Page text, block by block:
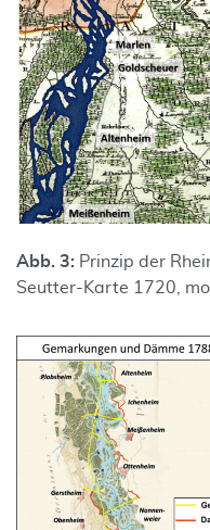
Abb. 3: Prinzip der
Seutter-Karte 1720,